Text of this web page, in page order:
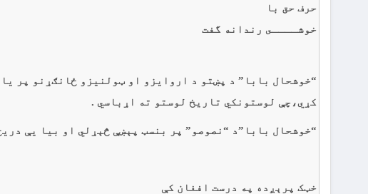
حرف حق با
خوشــــى رندانه گفت
“خوشحال بابا” د پښتو د اروایزو او ټولنيزو ځانګړنو پر
کړي،چې لوستونکي تاريخ لوستو ته اړباسي .
“خوشحال بابا”د “نصوصو” پر بنسټ پېښې څېړلي او بيا يې
خټک پرېږده په درست افغان کې